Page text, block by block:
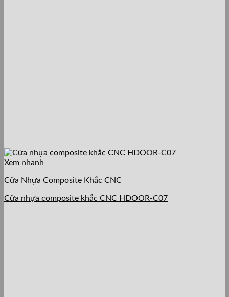
Xem nhanh
Cửa Nhựa Composite Khắc CNC
Cửa nhựa composite khắc CNC HDOOR-C07